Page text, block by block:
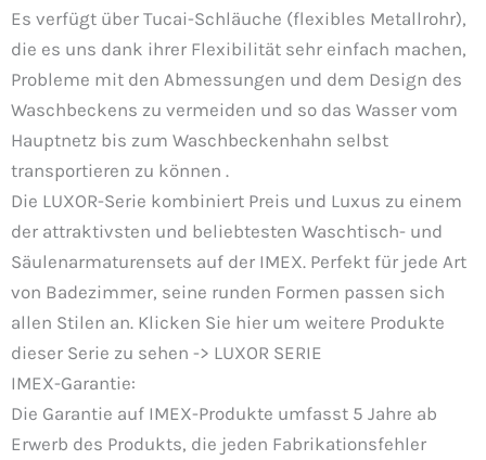
Es verfügt über Tucai-Schläuche (flexibles Metallrohr),
die es uns dank ihrer Flexibilität sehr einfach machen,
Probleme mit den Abmessungen und dem Design des
Waschbeckens zu vermeiden und so das Wasser vom
Hauptnetz bis zum Waschbeckenhahn selbst
transportieren zu können .
Die LUXOR-Serie kombiniert Preis und Luxus zu einem
der attraktivsten und beliebtesten Waschtisch- und
Säulenarmaturensets auf der IMEX. Perfekt für jede Art
von Badezimmer, seine runden Formen passen sich
allen Stilen an. Klicken Sie hier um weitere Produkte
dieser Serie zu sehen -> LUXOR SERIE
IMEX-Garantie:
Die Garantie auf IMEX-Produkte umfasst 5 Jahre ab
Erwerb des Produkts, die jeden Fabrikationsfehler